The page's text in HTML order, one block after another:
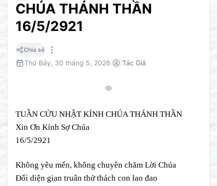
CHÚA THÁNH THẦN
16/5/2921
Chia sẻ
Thứ Bảy, 30 tháng 5, 2026 Tác Giả
TUẦN CỬU NHẬT KÍNH CHÚA THÁNH THẦN
Xin Ơn Kính Sợ Chúa
16/5/2921
Không yêu mến, không chuyên chăm Lời Chúa
Đối diện gian truân thử thách con lao đao